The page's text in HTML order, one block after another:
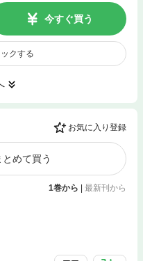
今すぐ買う
クする
お気に入り登録
めて買う
1巻から | 最新刊から